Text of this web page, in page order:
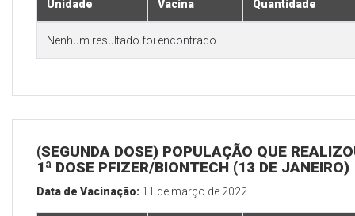
Unidade Vacina Quantidade
Nenhum resultado foi encontrado.
(SEGUNDA DOSE) POPULAÇÃO QUE
1ª DOSE PFIZER/BIONTECH (13 DE JANEIRO)
Data de Vacinação: 11 de março de 2022